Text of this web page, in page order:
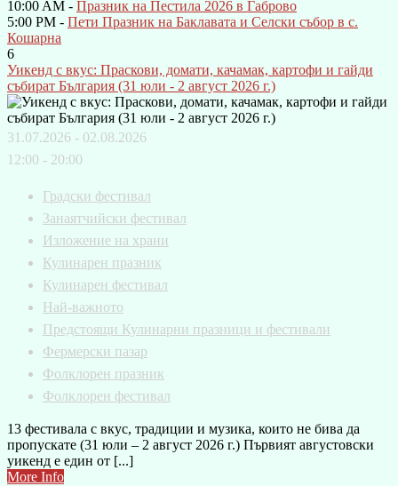
10:00 AM - Празник на Пестила 2026 в Габрово
5:00 PM - Пети Празник на Баклавата и Селски събор в с.
Кошарна
6
Уикенд с вкус: Праскови, домати, качамак, картофи и гайди
събират България (31 юли - 2 август 2026 г.)
31.07.2026 - 02.08.2026
12:00 - 20:00
Градски фестивал
Занаятчийски фестивал
Изложение на храни
Кулинарен празник
Кулинарен фестивал
Най-важното
Предстоящи Кулинарни празници и фестивали
Фермерски пазар
Фолклорен празник
Фолклорен фестивал
13 фестивала с вкус, традиции и музика, които не бива да
пропускате (31 юли – 2 август 2026 г.) Първият августовски
уикенд е един от [...]
More Info